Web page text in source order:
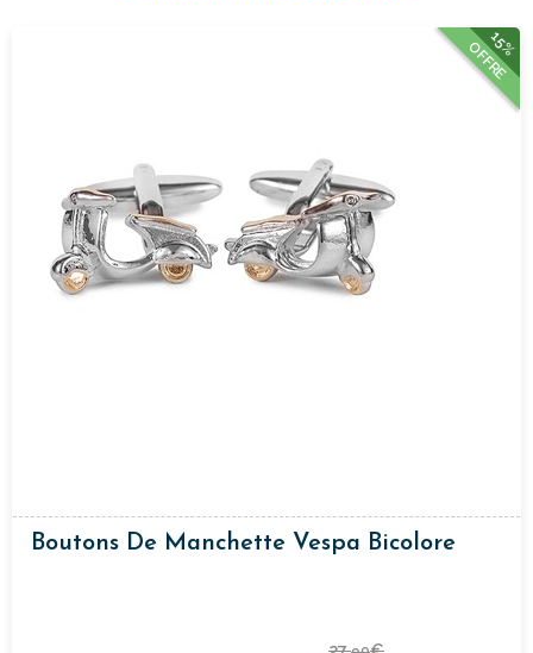
15%
OFFRE
Boutons De Manchette Vespa Bicolore